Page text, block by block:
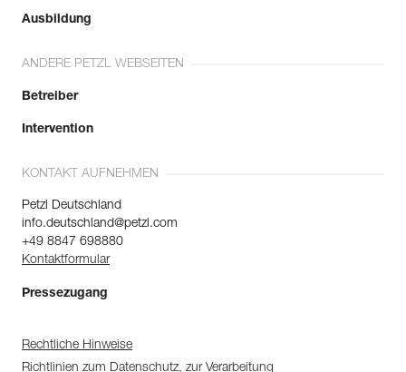
Ausbildung
ANDERE PETZL WEBSEITEN
Betreiber
Intervention
KONTAKT AUFNEHMEN
Petzl Deutschland
info.deutschland@petzl.com
+49 8847 698880
Kontaktformular
Pressezugang
Rechtliche Hinweise
Richtlinien zum Datenschutz, zur Verarbeitung